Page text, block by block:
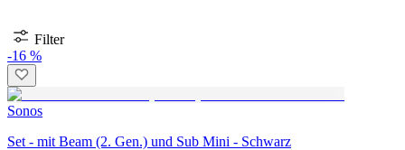
Filter
-16 %
Sonos
Set - mit Beam (2. Gen.) und Sub Mini - Schwarz